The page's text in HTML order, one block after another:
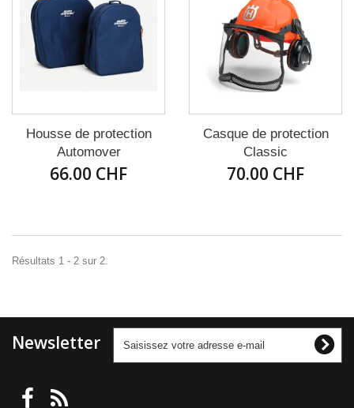
Housse de protection
Automover
66.00 CHF
Casque de protection
Classic
70.00 CHF
Résultats 1 - 2 sur 2.
Newsletter